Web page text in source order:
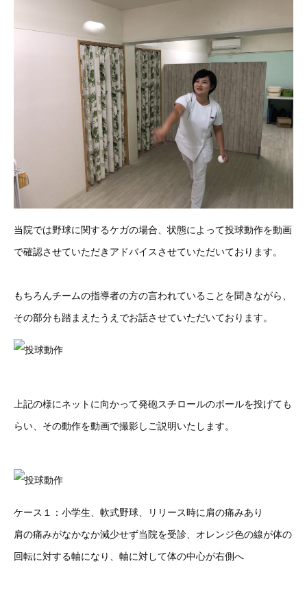
当院では野球に関するケガの場合、状態によって投球動作を動画
で確認させていただきアドバイスさせていただいております。
もちろんチームの指導者の方の言われていることを聞きながら、
その部分も踏まえたうえでお話させていただいております。
上記の様にネットに向かって発砲スチロールのボールを投げても
らい、その動作を動画で撮影しご説明いたします。
ケース１：小学生、軟式野球、リリース時に肩の痛みあり
肩の痛みがなかなか減少せず当院を受診、オレンジ色の線が体の
回転に対する軸になり、軸に対して体の中心が右側へ